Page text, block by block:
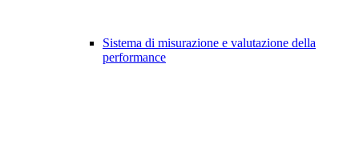
Sistema di misurazione e valutazione della
performance